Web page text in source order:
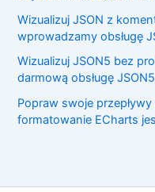
Wizualizuj JSON z
wprowadzamy obsługę
Wizualizuj JSON5 bez
darmową obsługę
Popraw swoje
formatowanie ECharts